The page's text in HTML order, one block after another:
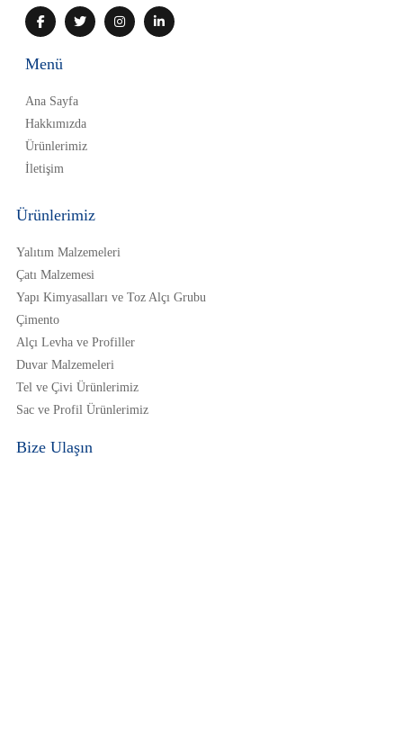
Menü
Ana Sayfa
Hakkımızda
Ürünlerimiz
İletişim
Ürünlerimiz
Yalıtım Malzemeleri
Çatı Malzemesi
Yapı Kimyasalları ve Toz Alçı Grubu
Çimento
Alçı Levha ve Profiller
Duvar Malzemeleri
Tel ve Çivi Ürünlerimiz
Sac ve Profil Ürünlerimiz
Bize Ulaşın